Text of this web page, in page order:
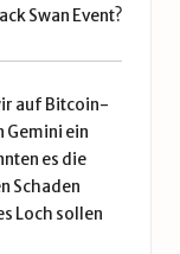
Swan Event?
auf Bitcoin-
Gemini ein
es die
Schaden
Loch sollen